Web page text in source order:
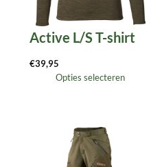
Active L/S T-shirt
€39,95
Opties selecteren